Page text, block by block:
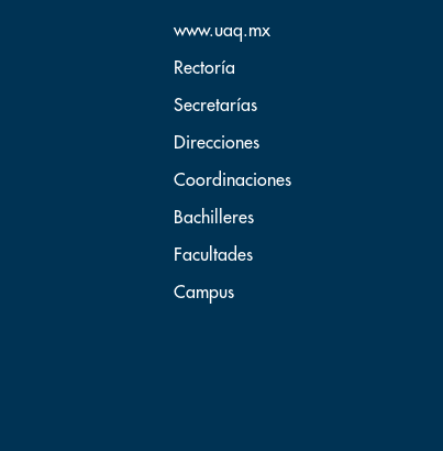
www.uaq.mx
Rectoría
Secretarías
Direcciones
Coordinaciones
Bachilleres
Facultades
Campus